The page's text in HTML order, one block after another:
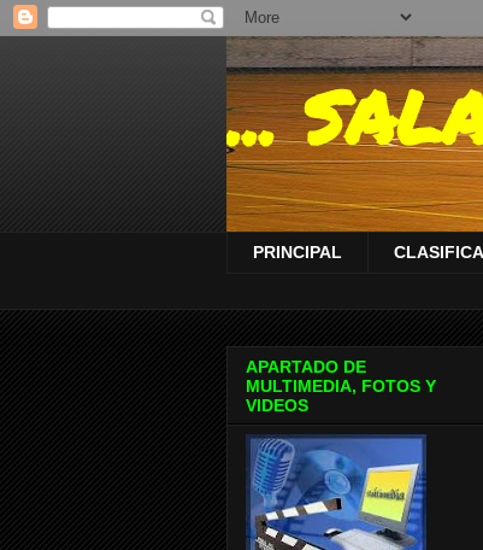
...
PRINCIPAL
APARTADO DE
MULTIMEDIA, FOTOS Y
VIDEOS